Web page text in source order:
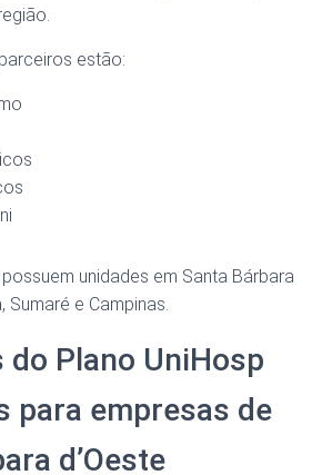
estão:
unidades em Santa Bárbara
Sumaré e Campinas.
do Plano UniHosp
para empresas de
d’Oeste